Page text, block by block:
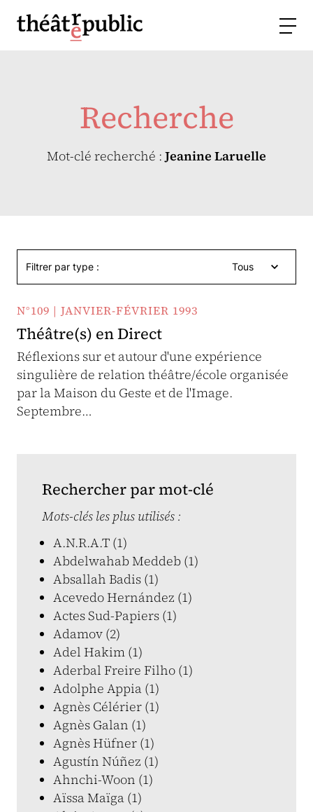
Recherche
Mot-clé recherché :Jeanine Laruelle
Filtrer par type : Tous
N°109 | JANVIER-FÉVRIER 1993
Théâtre(s) en Direct
Réflexions sur et autour d'une expérience
singulière de relation théâtre/école organisée
par la Maison du Geste et de l'Image.
Septembre…
Rechercher par mot-clé
Mots-clés les plus utilisés :
A.N.R.A.T (1)
Abdelwahab Meddeb (1)
Absallah Badis (1)
Acevedo Hernández (1)
Actes Sud-Papiers (1)
Adamov (2)
Adel Hakim (1)
Aderbal Freire Filho (1)
Adolphe Appia (1)
Agnès Célérier (1)
Agnès Galan (1)
Agnès Hüfner (1)
Agustín Núñez (1)
Ahnchi-Woon (1)
Aïssa Maïga (1)